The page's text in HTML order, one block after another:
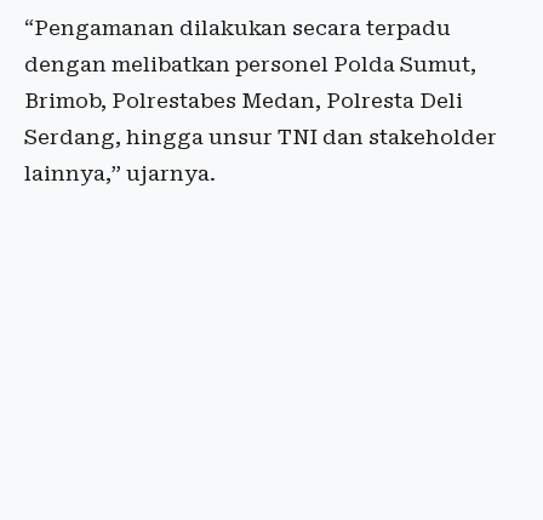
“Pengamanan dilakukan secara terpadu
dengan melibatkan personel Polda Sumut,
Brimob, Polrestabes Medan, Polresta Deli
Serdang, hingga unsur TNI dan stakeholder
lainnya,” ujarnya.